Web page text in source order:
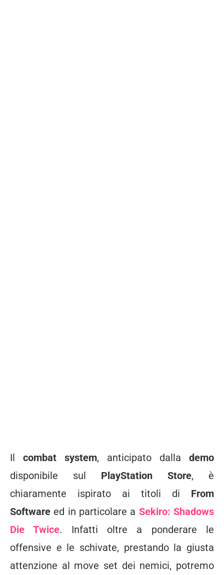
Il combat system, anticipato dalla demo
disponibile sul PlayStation Store, è
chiaramente ispirato ai titoli di From
Software ed in particolare a Sekiro: Shadows
Die Twice. Infatti oltre a ponderare le
offensive e le schivate, prestando la giusta
attenzione al move set dei nemici, potremo